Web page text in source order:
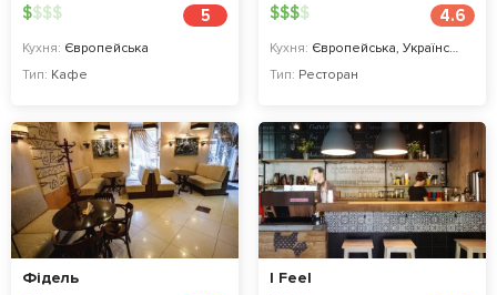
Кухня: Європейська
Тип: Кафе
5
$$$$
Кухня: Європейська, Українська
Тип: Ресторан
4.6
$$$$
Фідель I Feel